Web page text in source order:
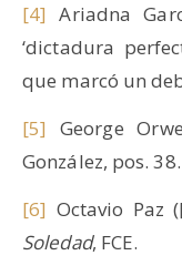
[4] Ariadna
‘dictadura
que marcó un
[5]
George
González, pos. 38.
[6] Octavio Paz
Soledad, FCE.